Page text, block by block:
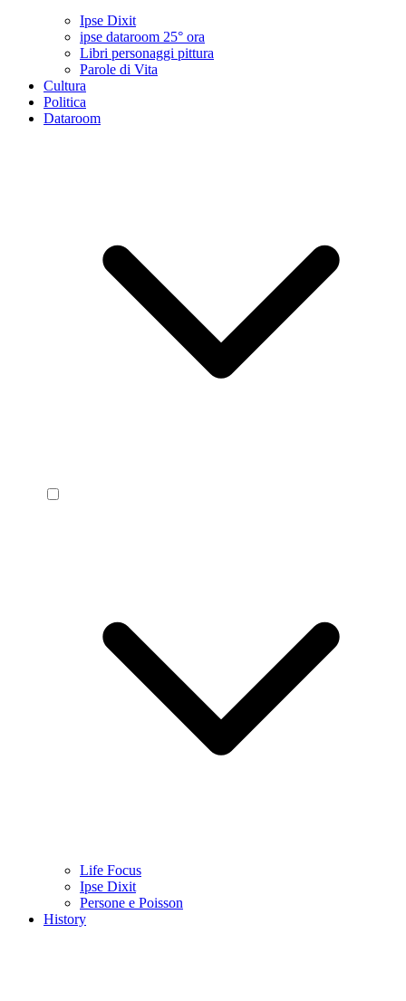
Ipse Dixit
ipse dataroom 25° ora
Libri personaggi pittura
Parole di Vita
Cultura
Politica
Dataroom
Life Focus
Ipse Dixit
Persone e Poisson
History